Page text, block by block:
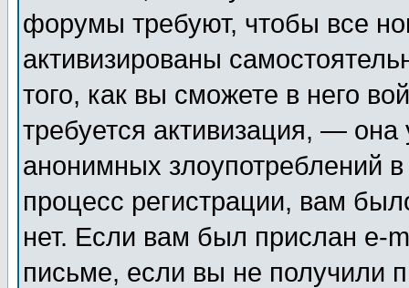
форумы требуют, чтобы все
активизированы
того, как вы сможете в него
требуется активизация, —
анонимных злоупотреблений
процесс регистрации, вам
нет. Если вам был прислан e-
письме, если вы не получили